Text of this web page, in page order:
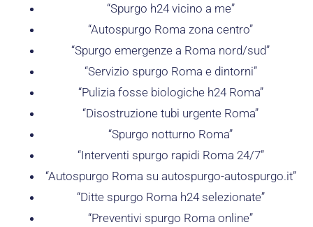
“Spurgo h24 vicino a me”
“Autospurgo Roma zona centro”
“Spurgo emergenze a Roma nord/sud”
“Servizio spurgo Roma e dintorni”
“Pulizia fosse biologiche h24 Roma”
“Disostruzione tubi urgente Roma”
“Spurgo notturno Roma”
“Interventi spurgo rapidi Roma 24/7”
“Autospurgo Roma su autospurgo-autospurgo.it”
“Ditte spurgo Roma h24 selezionate”
“Preventivi spurgo Roma online”